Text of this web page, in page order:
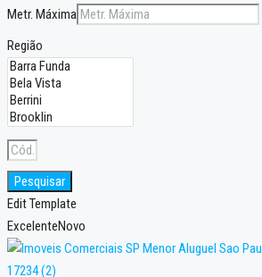
Metr. Máxima
Região
Pesquisar
Edit Template
ExcelenteNovo